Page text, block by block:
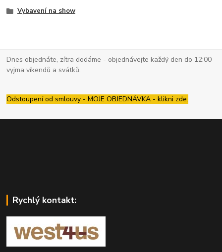
Vybavení na show
Dnes objednáte, zítra dodáme - objednávejte každý den do 12:00
vyjma víkendů a svátků.
Odstoupení od smlouvy - MOJE OBJEDNÁVKA - klikni zde.
Rychlý kontakt: